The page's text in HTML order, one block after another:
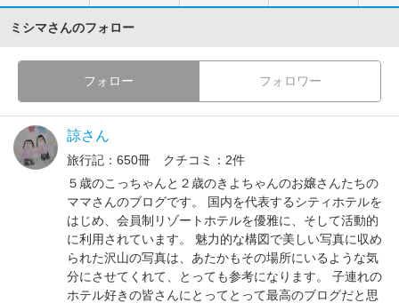
ミシマさんのフォロー
フォロー フォロワー
諒さん
旅行記：650冊 クチコミ：2件
５歳のこっちゃんと２歳のきよちゃんのお嬢さんたちの
ママさんのブログです。 国内を代表するシティホテルを
はじめ、会員制リゾートホテルを優雅に、そして活動的
に利用されています。 魅力的な構図で美しい写真に収め
られた沢山の写真は、あたかもその場所にいるような気
分にさせてくれて、とっても参考になります。 子連れの
ホテル好きの皆さんにとってとって最高のブログだと思